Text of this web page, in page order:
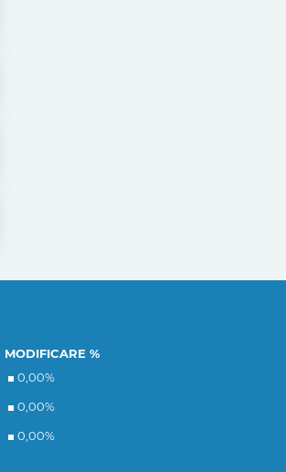
MODIFICARE %
0,00%
0,00%
0,00%